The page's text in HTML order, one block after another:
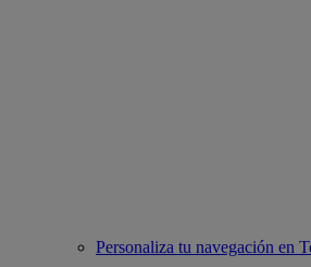
Personaliza tu navegación en